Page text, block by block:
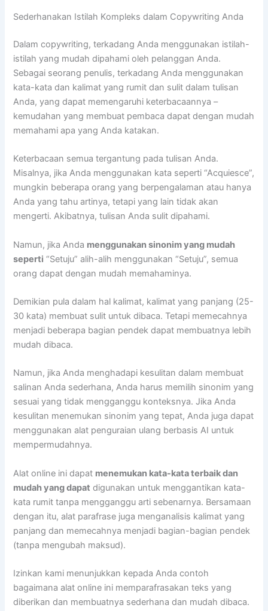
Sederhanakan Istilah Kompleks dalam Copywriting Anda
Dalam copywriting, terkadang Anda menggunakan istilah-
istilah yang mudah dipahami oleh pelanggan Anda.
Sebagai seorang penulis, terkadang Anda menggunakan
kata-kata dan kalimat yang rumit dan sulit dalam tulisan
Anda, yang dapat memengaruhi keterbacaannya –
kemudahan yang membuat pembaca dapat dengan mudah
memahami apa yang Anda katakan.
Keterbacaan semua tergantung pada tulisan Anda.
Misalnya, jika Anda menggunakan kata seperti “Acquiesce”,
mungkin beberapa orang yang berpengalaman atau hanya
Anda yang tahu artinya, tetapi yang lain tidak akan
mengerti. Akibatnya, tulisan Anda sulit dipahami.
Namun, jika Anda menggunakan sinonim yang mudah
seperti “Setuju” alih-alih menggunakan “Setuju”, semua
orang dapat dengan mudah memahaminya.
Demikian pula dalam hal kalimat, kalimat yang panjang (25-
30 kata) membuat sulit untuk dibaca. Tetapi memecahnya
menjadi beberapa bagian pendek dapat membuatnya lebih
mudah dibaca.
Namun, jika Anda menghadapi kesulitan dalam membuat
salinan Anda sederhana, Anda harus memilih sinonim yang
sesuai yang tidak mengganggu konteksnya. Jika Anda
kesulitan menemukan sinonim yang tepat, Anda juga dapat
menggunakan alat penguraian ulang berbasis AI untuk
mempermudahnya.
Alat online ini dapat menemukan kata-kata terbaik dan
mudah yang dapat digunakan untuk menggantikan kata-
kata rumit tanpa mengganggu arti sebenarnya. Bersamaan
dengan itu, alat parafrase juga menganalisis kalimat yang
panjang dan memecahnya menjadi bagian-bagian pendek
(tanpa mengubah maksud).
Izinkan kami menunjukkan kepada Anda contoh
bagaimana alat online ini memparafrasakan teks yang
diberikan dan membuatnya sederhana dan mudah dibaca.